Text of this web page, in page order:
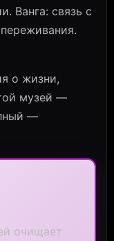
Ванга: связь с
о жизни,
музей —
—
очищает